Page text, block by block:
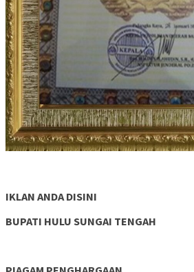
IKLAN ANDA DISINI
BUPATI HULU SUNGAI TENGAH